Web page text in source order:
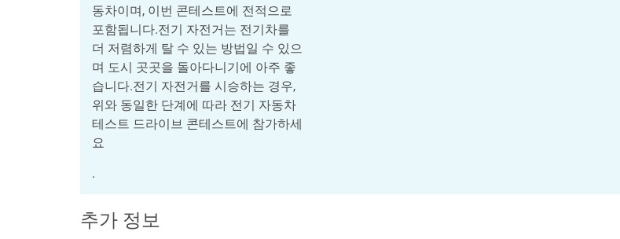
동차이며, 이번 콘테스트에 전적으로
포함됩니다.전기 자전거는 전기차를
더 저렴하게 탈 수 있는 방법일 수 있으
며 도시 곳곳을 돌아다니기에 아주 좋
습니다.전기 자전거를 시승하는 경우,
위와 동일한 단계에 따라 전기 자동차
테스트 드라이브 콘테스트에 참가하세
요
.
추가 정보